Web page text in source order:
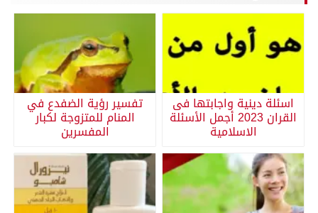
اسئلة دينية واجابتها فى
القران 2023 أجمل الأسئلة
الاسلامية
تفسير رؤية الضفدع في
المنام للمتزوجة لكبار
المفسرين